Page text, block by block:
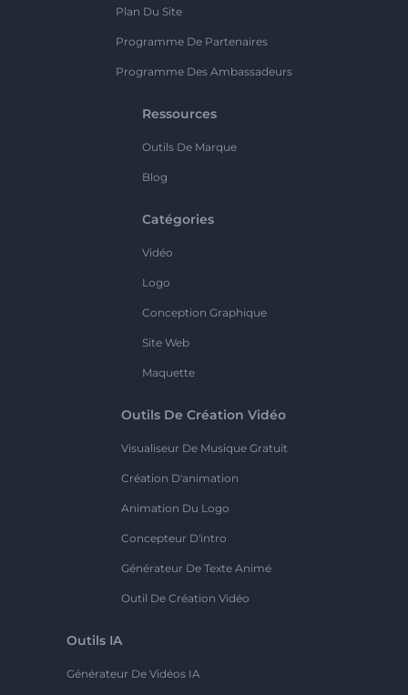
Plan Du Site
Programme De Partenaires
Programme Des Ambassadeurs
Ressources
Outils De Marque
Blog
Catégories
Vidéo
Logo
Conception Graphique
Site Web
Maquette
Outils De Création Vidéo
Visualiseur De Musique Gratuit
Création D'animation
Animation Du Logo
Concepteur D'intro
Générateur De Texte Animé
Outil De Création Vidéo
Outils IA
Générateur De Vidéos IA